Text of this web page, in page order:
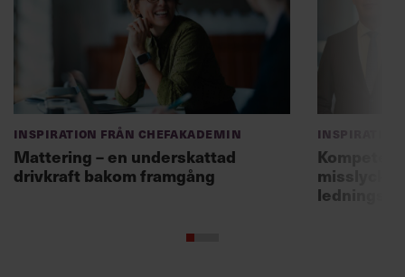
Inspiration från Chefakademin
Mattering – en underskattad
drivkraft bakom framgång
Inspiration